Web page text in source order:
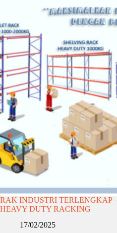
RAK INDUSTRI TERLENGKAP
HEAVY DUTY RACKING
17/02/2025